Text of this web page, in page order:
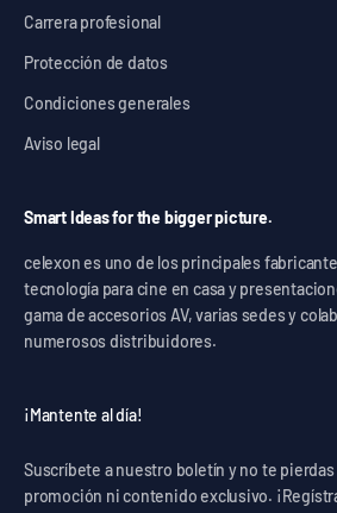
Carrera profesional
Protección de datos
Condiciones generales
Aviso legal
Smart Ideas for the bigger picture.
celexon es uno de los principales
tecnología para cine en casa y
gama de accesorios AV, varias sedes y
numerosos distribuidores.
¡Mantente al día!
Suscríbete a nuestro boletín y no te
promoción ni contenido exclusivo.